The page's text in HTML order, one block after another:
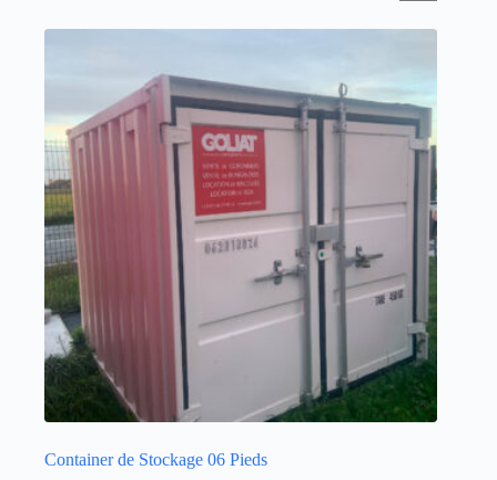
Container de Stockage 06 Pieds